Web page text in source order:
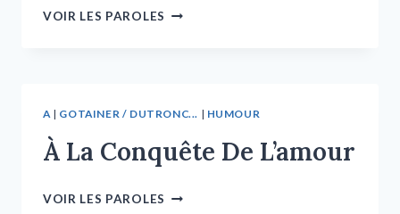
VOIR LES PAROLES
A| GOTAINER / DUTRONC... | HUMOUR
À La Conquête De L’amour
VOIR LES PAROLES